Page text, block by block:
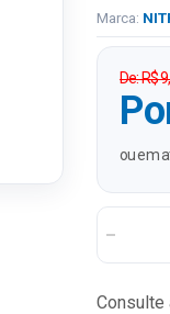
Marca:
De: R$
ou em
Consulte